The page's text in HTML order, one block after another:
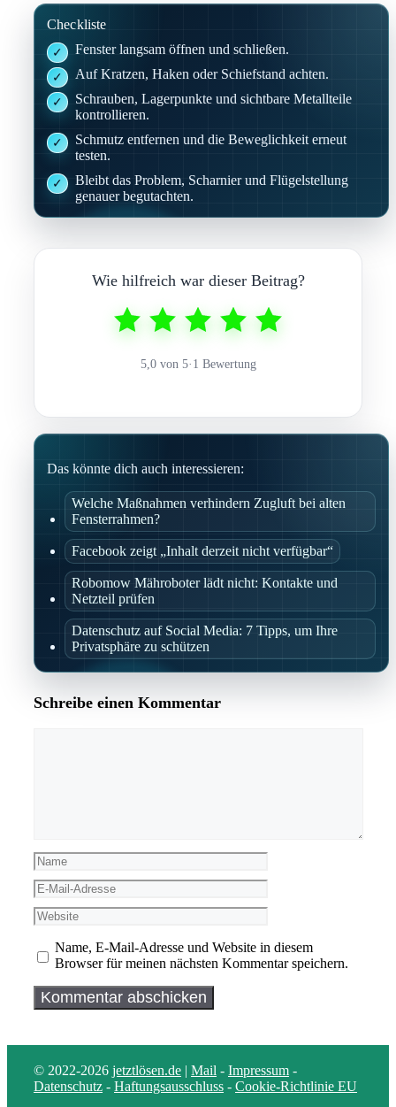
Checkliste
Fenster langsam öffnen und schließen.
Auf Kratzen, Haken oder Schiefstand achten.
Schrauben, Lagerpunkte und sichtbare Metallteile
kontrollieren.
Schmutz entfernen und die Beweglichkeit erneut
testen.
Bleibt das Problem, Scharnier und Flügelstellung
genauer begutachten.
Wie hilfreich war dieser Beitrag?
5,0 von 5· 1 Bewertung
Das könnte dich auch interessieren:
Welche Maßnahmen verhindern Zugluft bei alten
Fensterrahmen?
Facebook zeigt „Inhalt derzeit nicht verfügbar“
Robomow Mähroboter lädt nicht: Kontakte und
Netzteil prüfen
Datenschutz auf Social Media: 7 Tipps, um Ihre
Privatsphäre zu schützen
Schreibe einen Kommentar
Name
E-
Mail-
Adresse
Website
Name, E-Mail-Adresse und Website in diesem
Browser für meinen nächsten Kommentar speichern.
© 2022-2026 jetztlösen.de | Mail - Impressum -
Datenschutz - Haftungsausschluss - Cookie-Richtlinie EU